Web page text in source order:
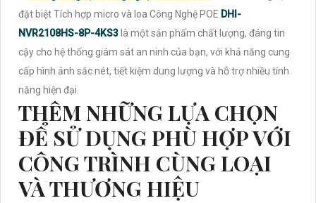
đặt biệt Tích hợp micro và loa Công Nghệ POE DHI-
NVR2108HS-8P-4KS3 là một sản phẩm chất lượng, đáng tin
cậy cho hệ thống giám sát an ninh của bạn, với khả năng cung
cấp hình ảnh sắc nét, tiết kiệm dung lượng và hỗ trợ nhiều tính
năng hiện đại.
THÊM NHỮNG LỰA CHỌN
ĐỂ SỬ DỤNG PHÙ HỢP VỚI
CÔNG TRÌNH CÙNG LOẠI
VÀ THƯƠNG HIỆU